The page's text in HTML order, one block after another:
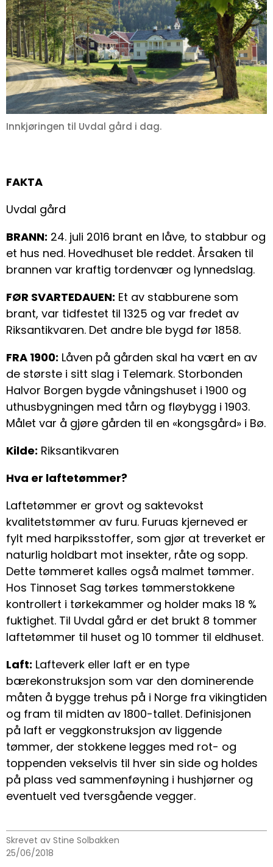
Innkjøringen til Uvdal gård i dag.
FAKTA
Uvdal gård
BRANN: 24. juli 2016 brant en låve, to stabbur og
et hus ned. Hovedhuset ble reddet. Årsaken til
brannen var kraftig tordenvær og lynnedslag.
FØR SVARTEDAUEN: Et av stabburene som
brant, var tidfestet til 1325 og var fredet av
Riksantikvaren. Det andre ble bygd før 1858.
FRA 1900: Låven på gården skal ha vært en av
de største i sitt slag i Telemark. Storbonden
Halvor Borgen bygde våningshuset i 1900 og
uthusbygningen med tårn og fløybygg i 1903.
Målet var å gjøre gården til en «kongsgård» i Bø.
Kilde: Riksantikvaren
Hva er laftetømmer?
Laftetømmer er grovt og saktevokst
kvalitetstømmer av furu. Furuas kjerneved er
fylt med harpiksstoffer, som gjør at treverket er
naturlig holdbart mot insekter, råte og sopp.
Dette tømmeret kalles også malmet tømmer.
Hos Tinnoset Sag tørkes tømmerstokkene
kontrollert i tørkekammer og holder maks 18 %
fuktighet. Til Uvdal gård er det brukt 8 tommer
laftetømmer til huset og 10 tommer til eldhuset.
Laft: Lafteverk eller laft er en type
bærekonstruksjon som var den dominerende
måten å bygge trehus på i Norge fra vikingtiden
og fram til midten av 1800-tallet. Definisjonen
på laft er veggkonstruksjon av liggende
tømmer, der stokkene legges med rot- og
toppenden vekselvis til hver sin side og holdes
på plass ved sammenføyning i hushjørner og
eventuelt ved tversgående vegger.
Skrevet av Stine Solbakken
25/06/2018